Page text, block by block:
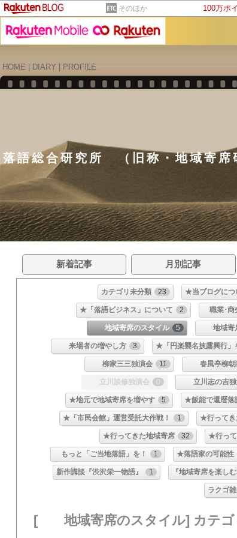
そのほか 100万ポ
HOME
DIARY PROFILE
落語総合研究所 （旧称・地域寄席
新着記事 月別記事
カテゴリ未分類 23 ★当ブログにつ
★「落語ビジネス」について 2 職業･商
地域寄席のスタイル 5 地域寄
来場者の増やし方 3 ★「円楽襲名披露興行」
柳家三三独演会 11 春風亭柳朝
立川談修独演会 0 立川志の吉独
★地元で地域寄席を増やす 5 ★飯能で還暦落
★「市民会館」運営受託大作戦！ 1 ★行ってき
★行ってきた地域寄席 32 ★行って
もっと「ご当地落語」を！ 1 ★落語家の可能性
新作講談『渋沢栄一物語』 1 『地域寄席を楽し
ラクゴ
[ 地域寄席のスタイル] カテゴ